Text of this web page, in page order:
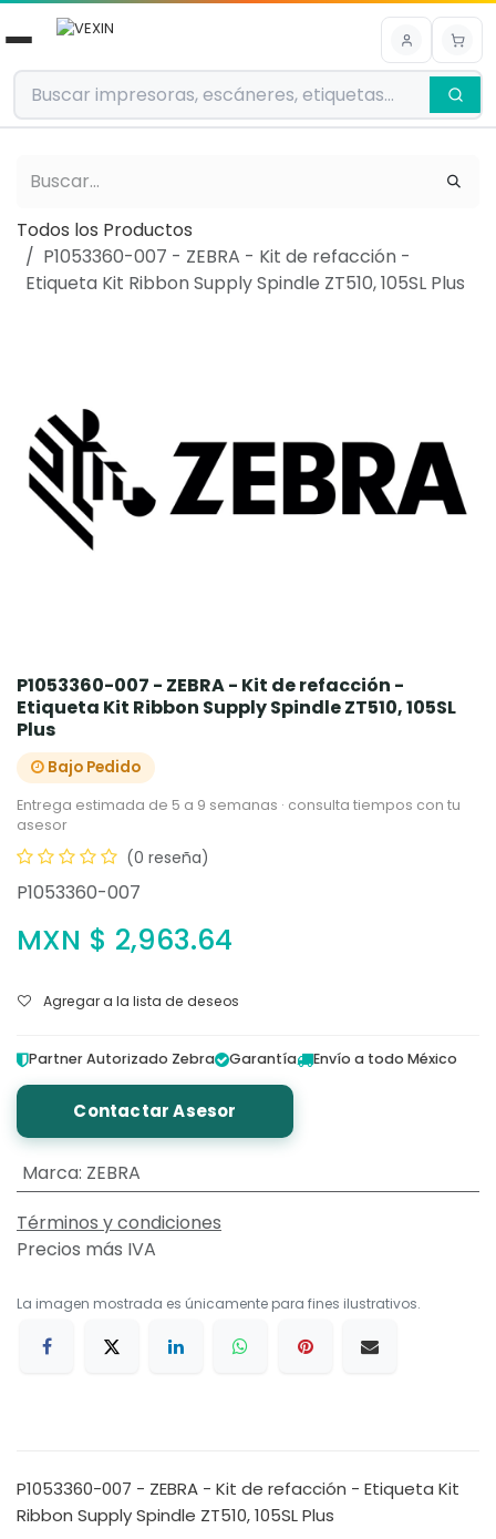
Ir al contenido
Todos los Productos
P1053360-007 - ZEBRA - Kit de refacción -
Etiqueta Kit Ribbon Supply Spindle ZT510, 105SL Plus
P1053360-007 - ZEBRA - Kit de refacción -
Etiqueta Kit Ribbon Supply Spindle ZT510, 105SL
Plus
Bajo Pedido
Entrega estimada de 5 a 9 semanas · consulta tiempos con tu
asesor
(0 reseña)
P1053360-007
MXN $ 2,963.64
Agregar a la lista de deseos
Partner Autorizado Zebra Garantía Envío a todo México
Contactar Asesor
Marca: ZEBRA
Términos y condiciones
Precios más IVA
La imagen mostrada es únicamente para fines ilustrativos.
P1053360-007 - ZEBRA - Kit de refacción - Etiqueta Kit
Ribbon Supply Spindle ZT510, 105SL Plus